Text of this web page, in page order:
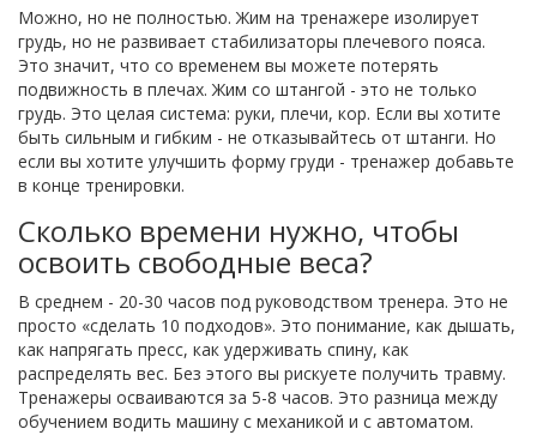
Можно, но не полностью. Жим на тренажере изолирует
грудь, но не развивает стабилизаторы плечевого пояса.
Это значит, что со временем вы можете потерять
подвижность в плечах. Жим со штангой - это не только
грудь. Это целая система: руки, плечи, кор. Если вы хотите
быть сильным и гибким - не отказывайтесь от штанги. Но
если вы хотите улучшить форму груди - тренажер добавьте
в конце тренировки.
Сколько времени нужно, чтобы
освоить свободные веса?
В среднем - 20-30 часов под руководством тренера. Это не
просто «сделать 10 подходов». Это понимание, как дышать,
как напрягать пресс, как удерживать спину, как
распределять вес. Без этого вы рискуете получить травму.
Тренажеры осваиваются за 5-8 часов. Это разница между
обучением водить машину с механикой и с автоматом.